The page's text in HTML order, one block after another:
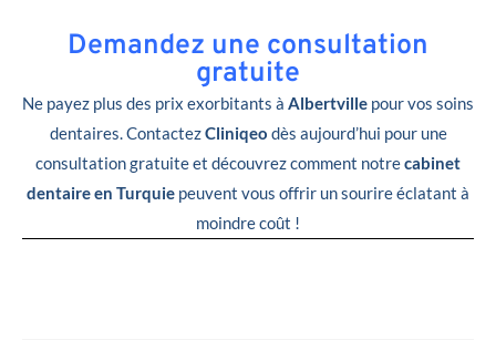
Demandez une consultation
gratuite
Ne payez plus des prix exorbitants à Albertville pour vos soins
dentaires. ContactezCliniqeo dès aujourd’hui pour une
consultation gratuite et découvrez comment notrecabinet
dentaire en Turquie peuvent vous offrir un sourire éclatant à
moindre coût !